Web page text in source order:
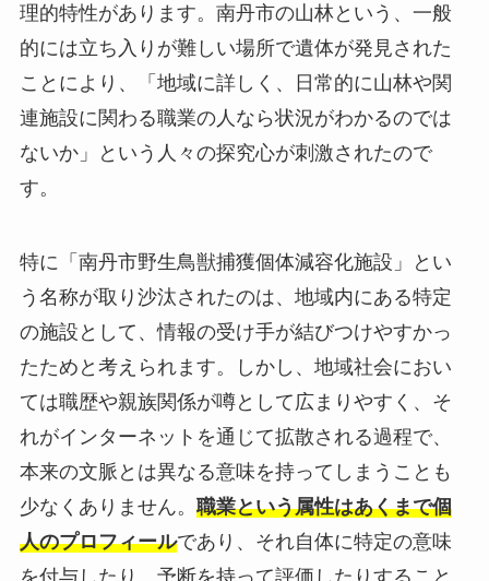
理的特性があります。南丹市の山林という、一般
的には立ち入りが難しい場所で遺体が発見された
ことにより、「地域に詳しく、日常的に山林や関
連施設に関わる職業の人なら状況がわかるのでは
ないか」という人々の探究心が刺激されたので
す。
特に「南丹市野生鳥獣捕獲個体減容化施設」とい
う名称が取り沙汰されたのは、地域内にある特定
の施設として、情報の受け手が結びつけやすかっ
たためと考えられます。しかし、地域社会におい
ては職歴や親族関係が噂として広まりやすく、そ
れがインターネットを通じて拡散される過程で、
本来の文脈とは異なる意味を持ってしまうことも
少なくありません。 職業という属性はあくまで個
人のプロフィールであり、それ自体に特定の意味
を付与したり、予断を持って評価したりすること